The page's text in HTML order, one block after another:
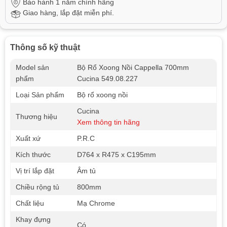
Bảo hành 1 năm chính hãng
Giao hàng, lắp đặt miễn phí.
Thông số kỹ thuật
Model sản
phẩm
Bộ Rổ Xoong Nồi Cappella 700mm
Cucina 549.08.227
Loại Sản phẩm
Bộ rổ xoong nồi
Thương hiệu
Cucina
Xem thông tin hãng
Xuất xứ
P.R.C
Kích thước
D764 x R475 x C195mm
Vị trí lắp đặt
Âm tủ
Chiều rộng tủ
800mm
Chất liệu
Mạ Chrome
Khay đựng
Có